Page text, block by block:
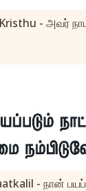
- அவர்
- நான்